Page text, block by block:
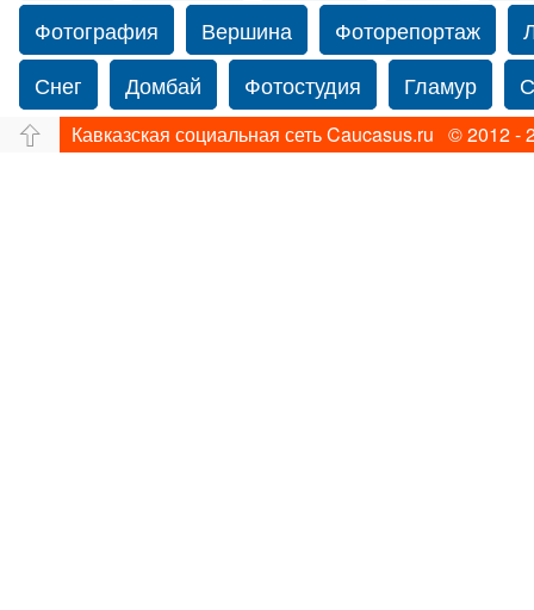
Фотография
Вершина Фоторепортаж
Снег
Домбай Фотостудия Гламур
Путешествие
Перевал Свадьба фото
Кавказская социальная сеть Caucasus.ru © 2012 -